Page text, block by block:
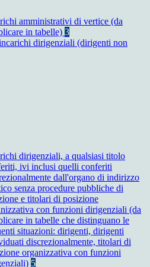
amministrativi di vertice (da
in tabelle) 3
dirigenziali (dirigenti non
dirigenziali, a qualsiasi titolo
ivi inclusi quelli conferiti
dall'organo di indirizzo
senza procedure pubbliche di
e titolari di posizione
con funzioni dirigenziali (da
in tabelle che distinguano le
situazioni: dirigenti, dirigenti
discrezionalmente, titolari di
organizzativa con funzioni
5